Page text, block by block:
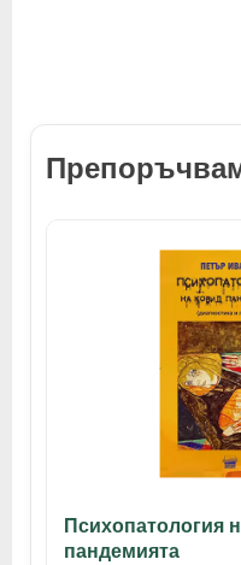
Психопатология
пандемията